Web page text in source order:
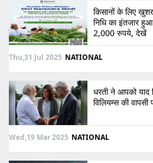
किसानों के लिए
निधि का इंतजार
2,000 रुपये, देखें
Thu,31 Jul 2025 NATIONAL
धरती ने आपको याद
विलियम्स की वापसी
Wed,19 Mar 2025 NATIONAL